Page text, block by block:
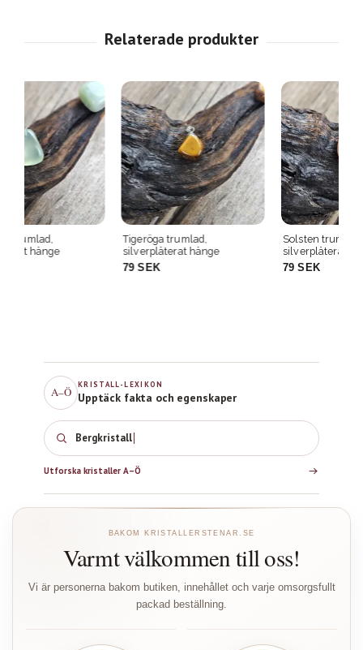
A–Ö
KRISTALL-LEXIKON
Upptäck fakta och egenskaper
Bergkristall
Utforska kristaller A–Ö
BAKOM KRISTALLERSTENAR.SE
Varmt välkommen till oss!
Vi är personerna bakom butiken, innehållet och varje omsorgsfullt
packad beställning.
Tigeröga trumlad,
silverpläterat hänge
Solsten trumlad,
silverpläterat hänge